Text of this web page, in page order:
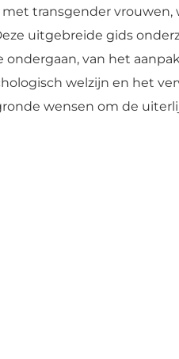
transgender
uitgebreide gids
van het
welzijn en het
wensen om de